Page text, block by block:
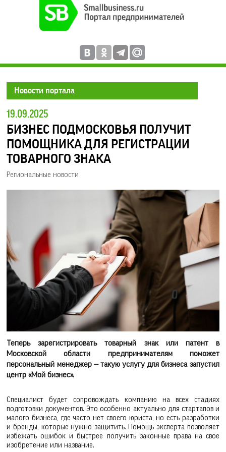
Новости портала
19.09.2025
БИЗНЕС ПОДМОСКОВЬЯ ПОЛУЧИТ
ПОМОЩНИКА ДЛЯ РЕГИСТРАЦИИ
ТОВАРНОГО ЗНАКА
Региональные новости
Теперь зарегистрировать товарный знак или патент в
Московской области предпринимателям поможет
персональный менеджер — такую услугу для бизнеса запустил
центр «Мой бизнес».
Специалист будет сопровождать компанию на всех стадиях
подготовки документов. Это особенно актуально для стартапов и
малого бизнеса, где часто нет своего юриста, но есть разработки
и бренды, которые нужно защитить. Помощь эксперта позволяет
избежать ошибок и быстрее получить законные права на свое
изобретение или название.